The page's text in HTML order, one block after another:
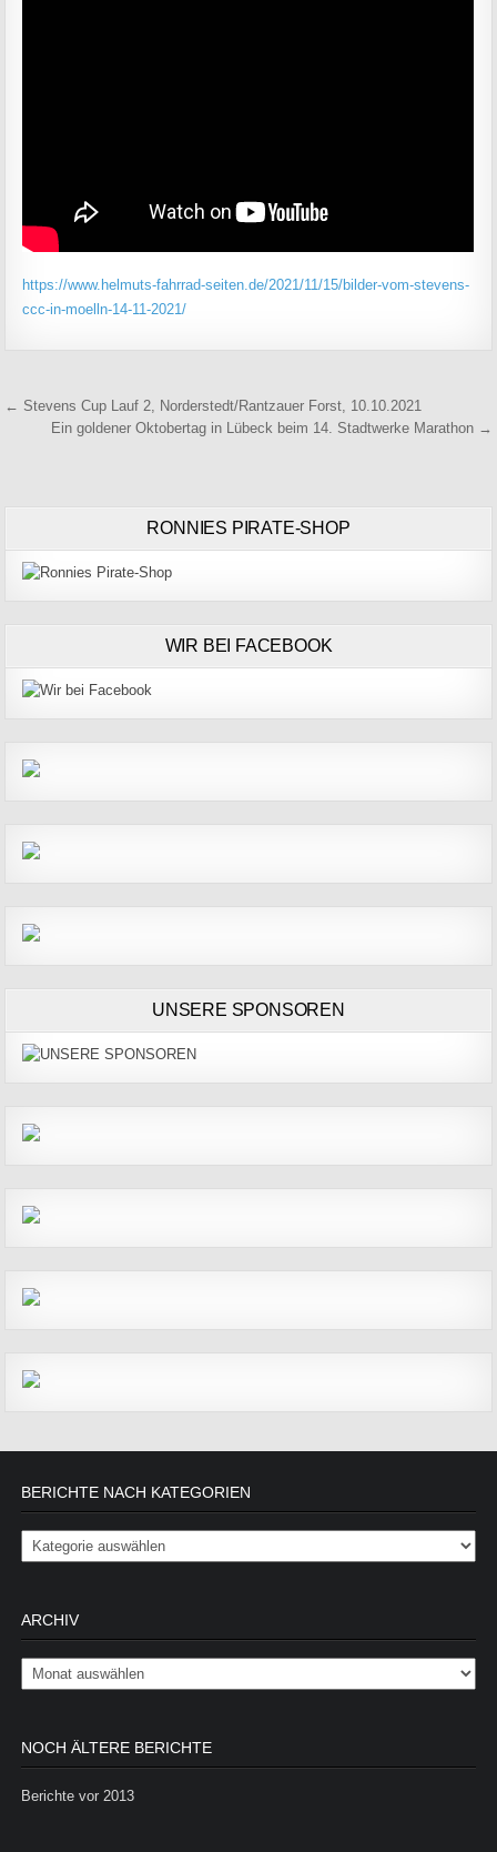
https://www.helmuts-fahrrad-seiten.de/2021/11/15/bilder-vom-stevens-
ccc-in-moelln-14-11-2021/
Beitragsnavigation
← Stevens Cup Lauf 2, Norderstedt/Rantzauer Forst, 10.10.2021
Ein goldener Oktobertag in Lübeck beim 14. Stadtwerke Marathon →
RONNIES PIRATE-SHOP
WIR BEI FACEBOOK
UNSERE SPONSOREN
BERICHTE NACH KATEGORIEN
Berichte nach Kategorien
ARCHIV
Archiv
NOCH ÄLTERE BERICHTE
Berichte vor 2013